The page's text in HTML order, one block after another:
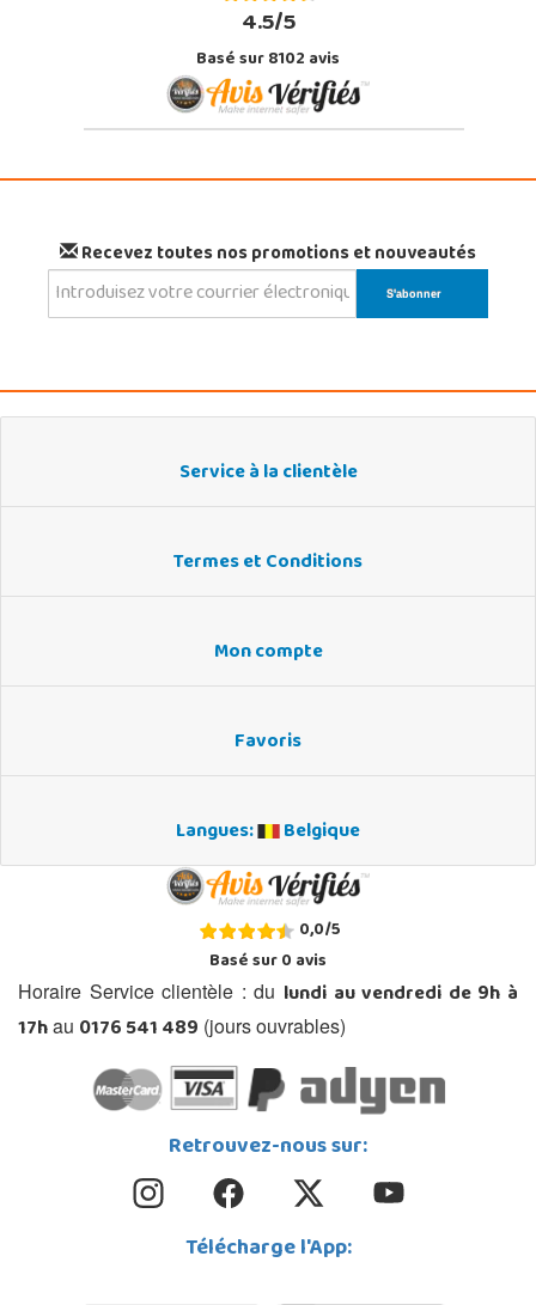
4.5/5
Basé sur 8102 avis
Recevez toutes nos promotions et nouveautés
Service à la clientèle
Termes et Conditions
Mon compte
Favoris
Langues: Belgique
0,0/5
Basé sur0avis
Horaire Service clientèle : du lundi au vendredi de 9h à
17hau 0176 541 489 (jours ouvrables)
Retrouvez-nous sur:
Télécharge l'App: